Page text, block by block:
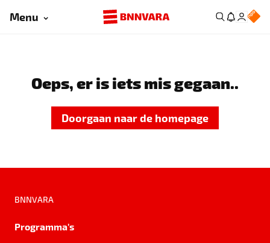
Menu
Oeps, er is iets mis gegaan..
Doorgaan naar de homepage
BNNVARA
Programma's